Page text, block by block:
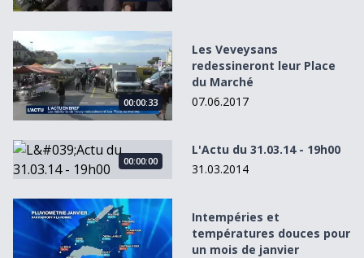
Les Veveysans redessineront leur Place du Marché
00:00:33
Les Veveysans
redessineront leur Place
du Marché
07.06.2017
L&#039;Actu du 31.03.14 - 19h00
00:00:00
L'Actu du 31.03.14 - 19h00
31.03.2014
Intempéries et températures douces pour un mois de
Intempéries et
températures douces pour
un mois de janvier